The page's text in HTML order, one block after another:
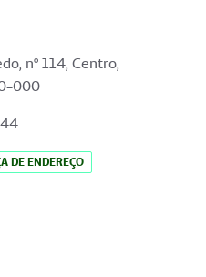
nº 114, Centro,
000
DE ENDEREÇO